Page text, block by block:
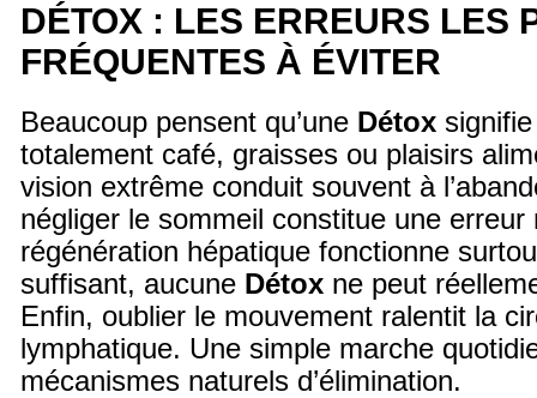
DÉTOX : LES ERREURS LES
FRÉQUENTES À ÉVITER
Beaucoup pensent qu’une Détox
totalement café, graisses ou plaisirs
vision extrême conduit souvent à
négliger le sommeil constitue une erreur
régénération hépatique fonctionne
suffisant, aucune Détox ne peut
Enfin, oublier le mouvement ralentit la
lymphatique. Une simple marche
mécanismes naturels d’élimination.